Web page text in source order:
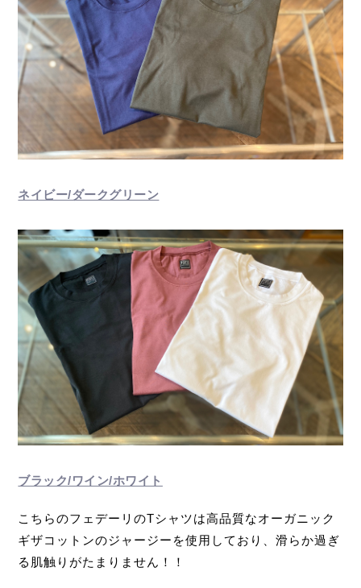
ネイビー/ダークグリーン
ブラック/ワイン/ホワイト
こちらのフェデーリのTシャツは高品質なオーガニック
ギザコットンのジャージーを使用しており、滑らか過ぎ
る肌触りがたまりません！！